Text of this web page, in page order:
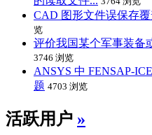
CAD 图形文件误保存
览
评价我国某个军事装备
3746 浏览
ANSYS 中 FENSAP-
题 4703 浏览
活跃用户 »